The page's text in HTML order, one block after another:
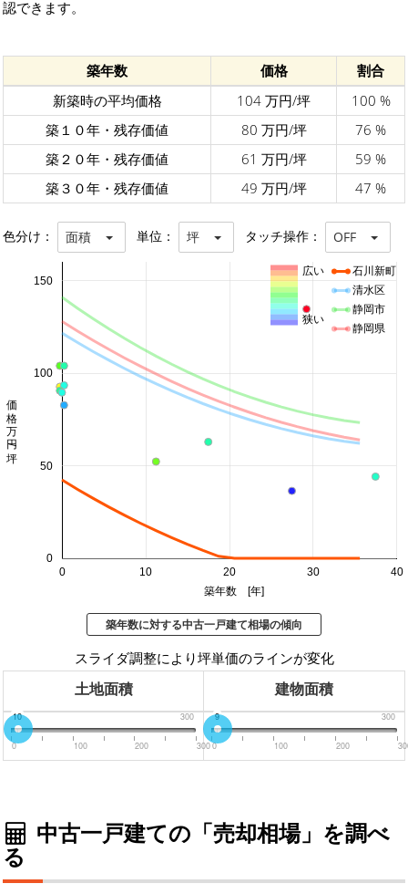
認できます。
築年数 価格
割合
新築時の平均価格
104 万円/坪
100 %
築１０年・残存価値
80 万円/坪
76 %
築２０年・残存価値
61 万円/坪
59 %
築３０年・残存価値
49 万円/坪 47 %
色分け： 面積 単位： 坪 タッチ操作： OFF
0 10 20 30 40
0
50
100
150
築年数 [年]
価格 万円/坪
石川新町
清水区
静岡市
静岡県
広い
狭い
築年数に対する中古一戸建て相場の傾向
スライダ調整により坪単価のラインが変化
土地面積 建物面積
0 300
10
0 100 200 300
0 300
9
0 100 200
中古一戸建ての「売却相場」を調べ
る